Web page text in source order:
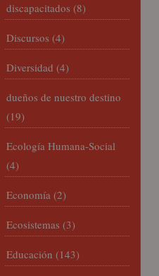
discapacitados (8)
Discursos (4)
Diversidad (4)
dueños de nuestro destino
(19)
Ecología Humana-Social
(4)
Economía (2)
Ecosistemas (3)
Educación (143)